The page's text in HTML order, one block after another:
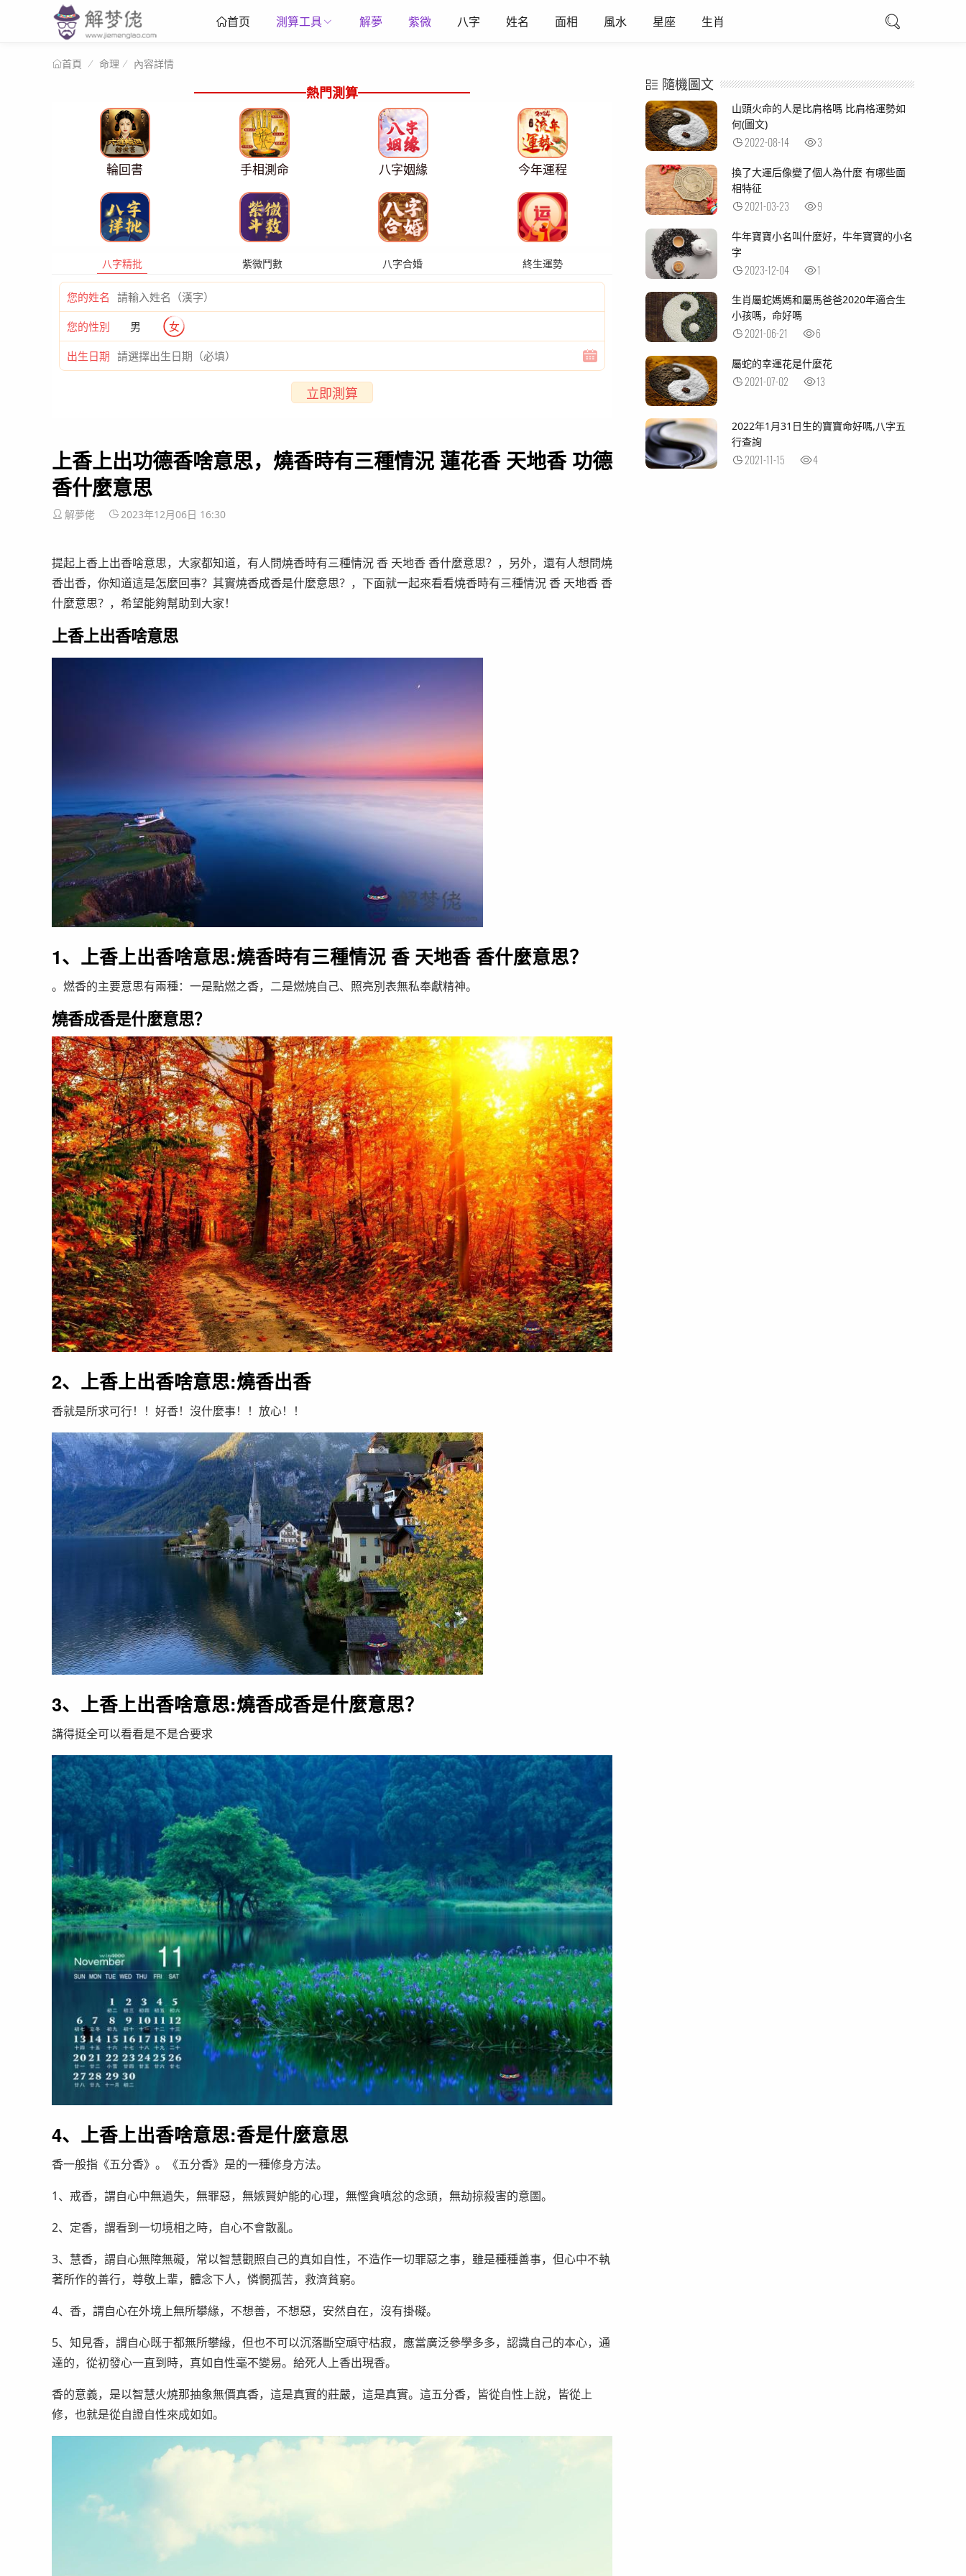
首页 測算工具 解夢 紫微 八字 姓名 面相 風水 星座 生肖
首頁 命理 內容詳情
熱門測算
輪回書 手相測命 八字姻緣 今年運程
八字精批 紫微鬥數 八字合婚 終生運勢
您的姓名
您的性別 男 女
出生日期
立即測算
上香上出功德香啥意思，燒香時有三種情況 蓮花香 天地香 功德
香什麼意思
解夢佬 2023年12月06日 16:30
提起上香上出香啥意思，大家都知道，有人問燒香時有三種情況 香 天地香 香什麼意思？，另外，還有人想問燒
香出香，你知道這是怎麼回事？其實燒香成香是什麼意思？，下面就一起來看看燒香時有三種情況 香 天地香 香
什麼意思？，希望能夠幫助到大家！
上香上出香啥意思
1、上香上出香啥意思:燒香時有三種情況 香 天地香 香什麼意思？
。燃香的主要意思有兩種：一是點燃之香，二是燃燒自己、照亮別表無私奉獻精神。
燒香成香是什麼意思？
2、上香上出香啥意思:燒香出香
香就是所求可行！！好香！沒什麼事！！放心！！
3、上香上出香啥意思:燒香成香是什麼意思？
講得挺全可以看看是不是合要求
4、上香上出香啥意思:香是什麼意思
香一般指《五分香》。《五分香》是的一種修身方法。
1、戒香，謂自心中無過失，無罪惡，無嫉賢妒能的心理，無慳貪嗔忿的念頭，無劫掠殺害的意圖。
2、定香，謂看到一切境相之時，自心不會散亂。
3、慧香，謂自心無障無礙，常以智慧觀照自己的真如自性，不造作一切罪惡之事，雖是種種善事，但心中不執
著所作的善行，尊敬上輩，體念下人，憐憫孤苦，救濟貧窮。
4、香，謂自心在外境上無所攀緣，不想善，不想惡，安然自在，沒有掛礙。
5、知見香，謂自心既于都無所攀緣，但也不可以沉落斷空頑守枯寂，應當廣泛參學多多，認識自己的本心，通
達的，從初發心一直到時，真如自性毫不變易。給死人上香出現香。
香的意義，是以智慧火燒那抽象無價真香，這是真實的莊嚴，這是真實。這五分香，皆從自性上說，皆從上
修，也就是從自證自性來成如如。
隨機圖文
山頭火命的人是比肩格嗎 比肩格運勢如
何(圖文)
2022-08-14 3
換了大運后像變了個人為什麼 有哪些面
相特征
2021-03-23 9
牛年寶寶小名叫什麼好，牛年寶寶的小名
字
2023-12-04 1
生肖屬蛇媽媽和屬馬爸爸2020年適合生
小孩嗎，命好嗎
2021-06-21 6
屬蛇的幸運花是什麼花
2021-07-02 13
2022年1月31日生的寶寶命好嗎,八字五
行查詢
2021-11-15 4